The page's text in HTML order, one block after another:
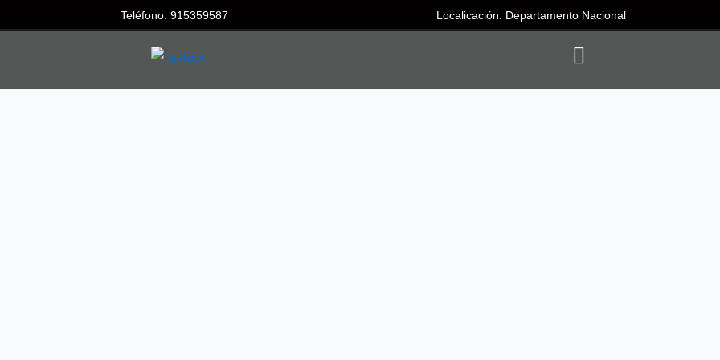
Teléfono: 915359587 Localicación: Departamento Nacional